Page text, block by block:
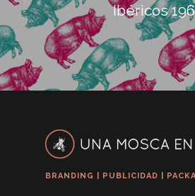
Ibéricos
BRANDING | PUBLICIDAD |